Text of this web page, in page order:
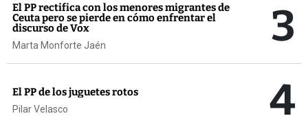
El PP rectifica con los menores migrantes de
Ceuta pero se pierde en cómo enfrentar el
discurso de Vox
Marta Monforte Jaén 3
El PP de los juguetes rotos
Pilar Velasco 4